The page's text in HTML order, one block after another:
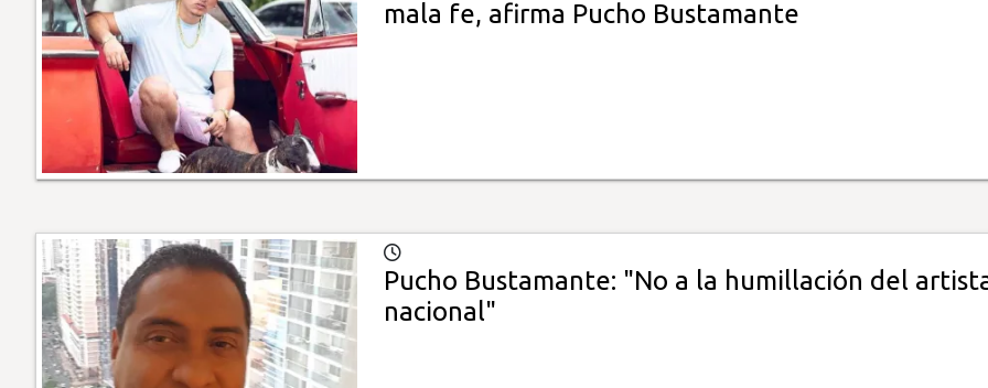
mala fe, afirma Pucho Bustamante
Pucho Bustamante: "No a la humillación del
nacional"